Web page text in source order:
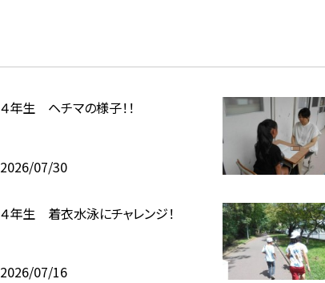
４年生 ヘチマの様子！！
2026/07/30
４年生 着衣水泳にチャレンジ！
2026/07/16